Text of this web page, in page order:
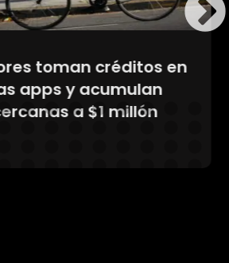
toman créditos en
apps y acumulan
a $1 millón